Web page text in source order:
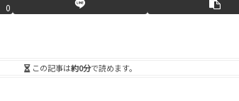
0
この記事は約0分で読めます。